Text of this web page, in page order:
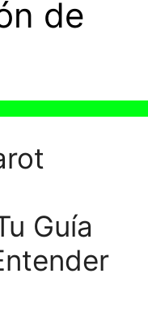
de
Guía